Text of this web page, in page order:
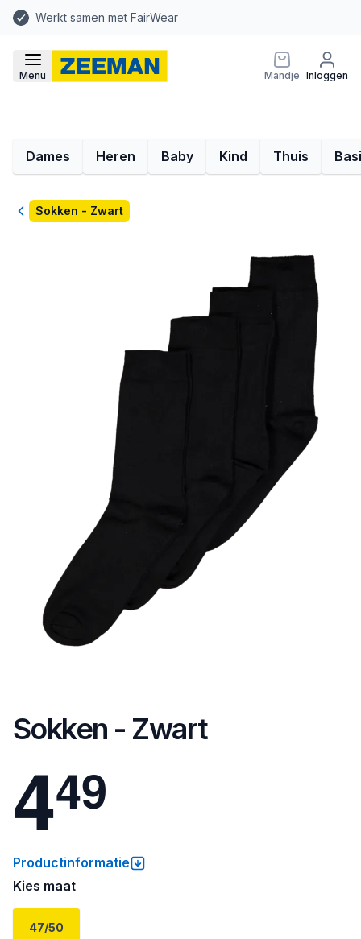
Werkt samen met FairWear
Menu Mandje Inloggen
Dames Heren Baby Kind Thuis
TerugSokken - Zwart
Sokken - Zwart
449
Productinformatie
Kies maat
47/50